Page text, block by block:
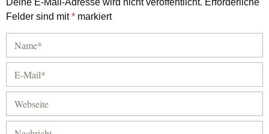
Deine E-Mail-Adresse wird nicht veröffentlicht. Erforderliche
Felder sind mit* markiert